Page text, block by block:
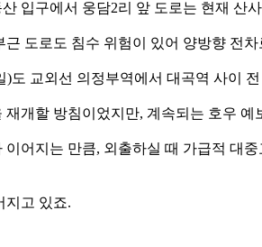
입구에서 웅담2리 앞 도로는 현재 산
근 도로도 침수 위험이 있어 양방향 전
)도 교외선 의정부역에서 대곡역 사이
재개할 방침이었지만, 계속되는 호우
이어지는 만큼, 외출하실 때 가급적 대
지고 있죠.